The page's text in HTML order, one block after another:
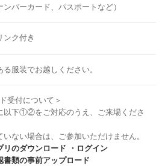
ンバーカード、パスポートなど）
ンク付き
る服装でお越しください。
受付について＞
以下①②をご対応のうえ、ご来場くださ
ない場合は、ご参加いただけません。
のダウンロード ・ログイン
類の事前アップロード